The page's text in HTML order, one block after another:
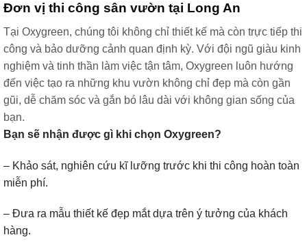
Đơn vị thi công sân vườn tại Long An
Tại Oxygreen, chúng tôi không chỉ thiết kế mà còn trực tiếp thi
công và bảo dưỡng cảnh quan định kỳ. Với đội ngũ giàu kinh
nghiệm và tinh thần làm việc tận tâm, Oxygreen luôn hướng
đến việc tạo ra những khu vườn không chỉ đẹp mà còn gần
gũi, dễ chăm sóc và gắn bó lâu dài với không gian sống của
bạn.
Bạn sẽ nhận được gì khi chọn Oxygreen?
– Khảo sát, nghiên cứu kĩ lưỡng trước khi thi công hoàn toàn
miễn phí.
– Đưa ra mẫu thiết kế đẹp mắt dựa trên ý tưởng của khách
hàng.